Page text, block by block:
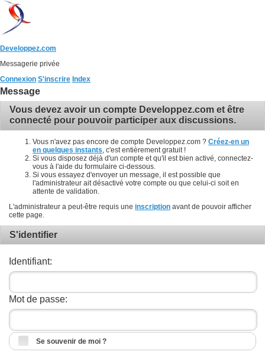
Developpez.com
Messagerie privée
Connexion S'inscrire Index
Message
Vous devez avoir un compte Developpez.com et être
connecté pour pouvoir participer aux discussions.
Vous n'avez pas encore de compte Developpez.com ? Créez-en un
en quelques instants , c'est entièrement gratuit !
Si vous disposez déjà d'un compte et qu'il est bien activé, connectez-
vous à l'aide du formulaire ci-dessous.
Si vous essayez d'envoyer un message, il est possible que
l'administrateur ait désactivé votre compte ou que celui-ci soit en
attente de validation.
L'administrateur a peut-être requis une inscription avant de pouvoir afficher
cette page.
S'identifier
Identifiant:
Mot de passe:
Se souvenir de moi ?